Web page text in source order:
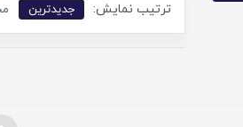
ترتیب نمایش: جدیدترین